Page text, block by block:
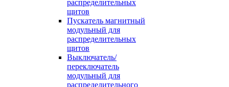
распределительных
щитов
Пускатель магнитный
модульный для
распределительных
щитов
Выключатель/
переключатель
модульный для
распределительного